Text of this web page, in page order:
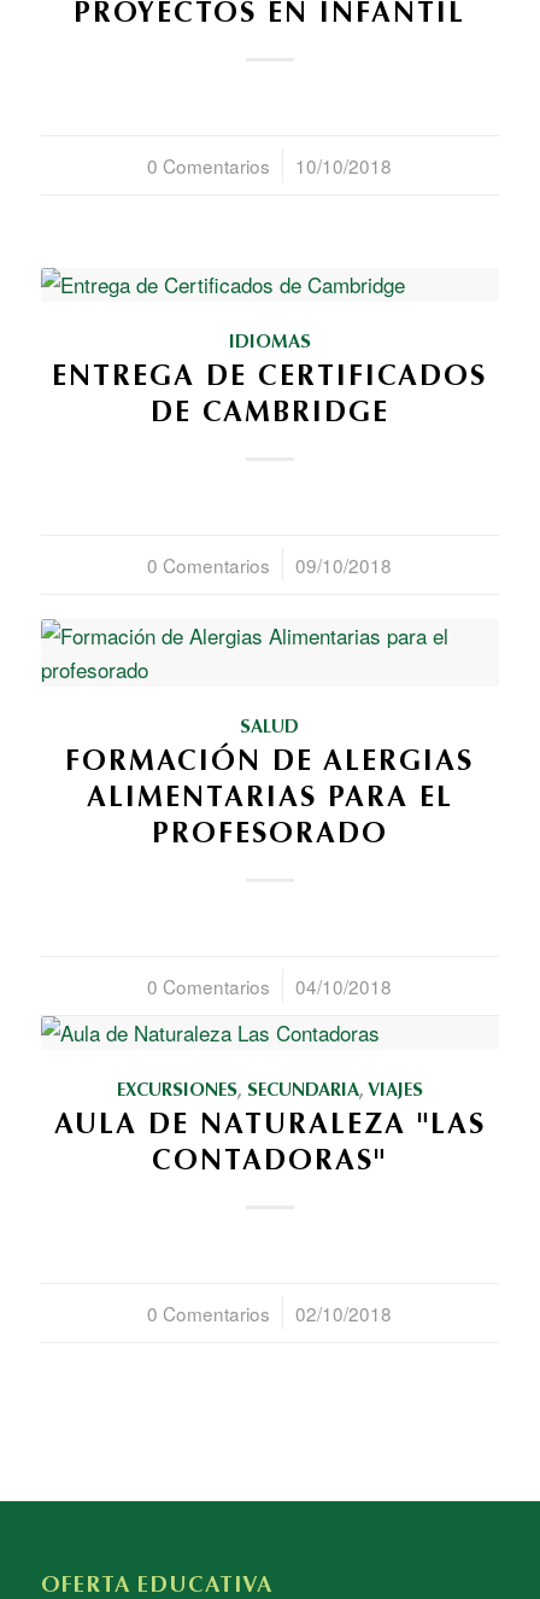
PROYECTOS EN INFANTIL
0 Comentarios
/ 10/10/2018
IDIOMAS
ENTREGA DE CERTIFICADOS
DE CAMBRIDGE
0 Comentarios
/ 09/10/2018
SALUD
FORMACIÓN DE ALERGIAS
ALIMENTARIAS PARA EL
PROFESORADO
0 Comentarios
/ 04/10/2018
EXCURSIONES, SECUNDARIA, VIAJES
AULA DE NATURALEZA "LAS
CONTADORAS"
0 Comentarios
/ 02/10/2018
OFERTA EDUCATIVA